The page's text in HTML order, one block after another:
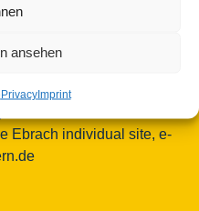
ansehen
PrivacyImprint
e-mail:
Ebrach individual site, e-